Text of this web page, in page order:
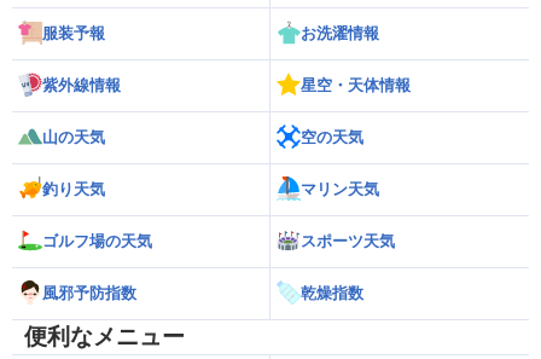
服装予報 お洗濯情報
紫外線情報 星空・天体情報
山の天気 空の天気
釣り天気 マリン天気
ゴルフ場の天気 スポーツ天気
風邪予防指数 乾燥指数
便利なメニュー